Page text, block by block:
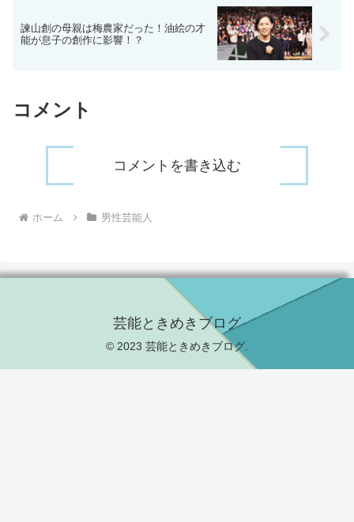
諫山創の母親は梅農家だった！油絵の才
能が息子の創作に影響！？
コメント
コメントを書き込む
ホーム 男性芸能人
芸能ときめきブログ
© 2023 芸能ときめきブログ.